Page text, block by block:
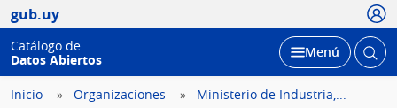
gub.uy
Catálogo de
Datos Abiertos
Desplegar
Menú Abrir
Inicio Organizaciones Ministerio de Industria,...